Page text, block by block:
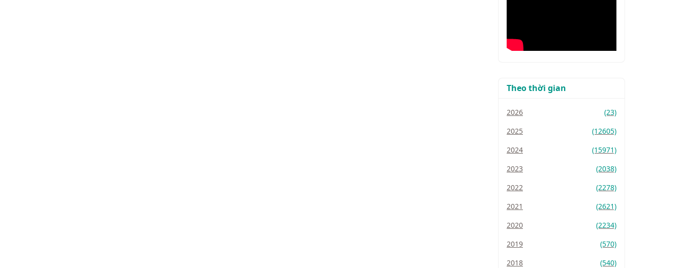
Theo thời gian
2026
(23)
2025
(12605)
2024
(15971)
2023
(2038)
2022
(2278)
2021
(2621)
2020
(2234)
2019
(570)
2018
(540)